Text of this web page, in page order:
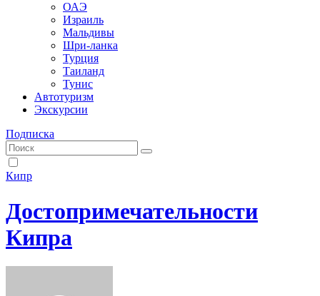
ОАЭ
Израиль
Мальдивы
Шри-ланка
Турция
Таиланд
Тунис
Автотуризм
Экскурсии
Подписка
Кипр
Достопримечательности
Кипра